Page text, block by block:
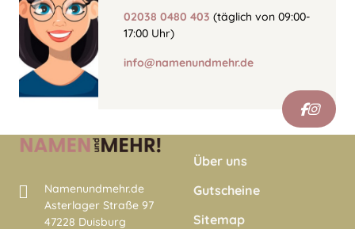
02038 0480 403 (täglich von 09:00-
17:00 Uhr)
info@namenundmehr.de
Namenundmehr.de
Asterlager Straße 97
47228 Duisburg
Über uns
Gutscheine
Sitemap